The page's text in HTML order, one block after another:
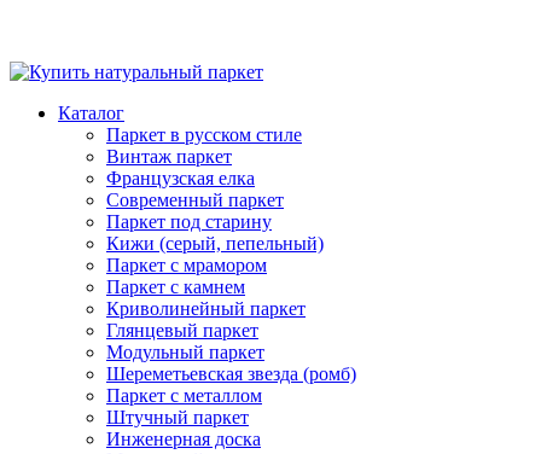
Каталог
Паркет в русском стиле
Винтаж паркет
Французская елка
Современный паркет
Паркет под старину
Кижи (серый, пепельный)
Паркет с мрамором
Паркет с камнем
Криволинейный паркет
Глянцевый паркет
Модульный паркет
Шереметьевская звезда (ромб)
Паркет с металлом
Штучный паркет
Инженерная доска